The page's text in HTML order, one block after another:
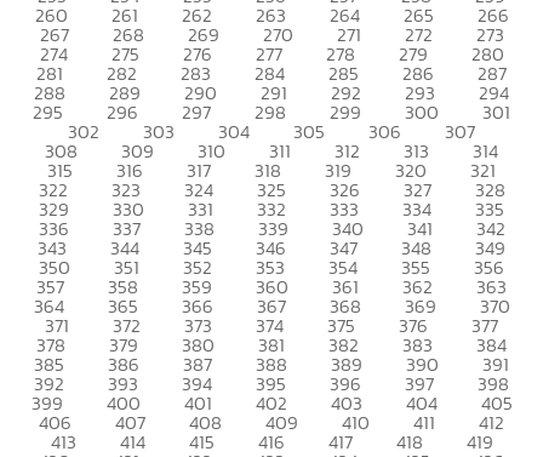
260 261 262 263 264 265 266
267 268 269 270 271 272 273
274 275 276 277 278 279 280
281 282 283 284 285 286 287
288 289 290 291 292 293 294
295 296 297 298 299 300 301
302 303 304 305 306 307
308 309 310 311 312 313 314
315 316 317 318 319 320 321
322 323 324 325 326 327 328
329 330 331 332 333 334 335
336 337 338 339 340 341 342
343 344 345 346 347 348 349
350 351 352 353 354 355 356
357 358 359 360 361 362 363
364 365 366 367 368 369 370
371 372 373 374 375 376 377
378 379 380 381 382 383 384
385 386 387 388 389 390 391
392 393 394 395 396 397 398
399 400 401 402 403 404 405
406 407 408 409 410 411 412
413 414 415 416 417 418 419